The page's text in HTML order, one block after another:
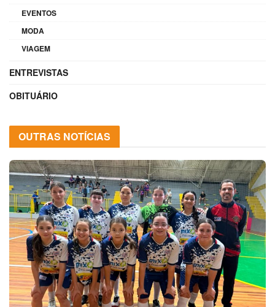
EVENTOS
MODA
VIAGEM
ENTREVISTAS
OBITUÁRIO
OUTRAS NOTÍCIAS